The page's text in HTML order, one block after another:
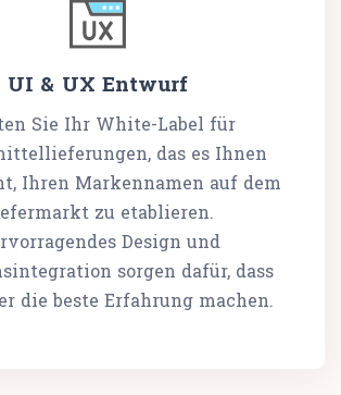
UI & UX Entwurf
Sie Ihr White-Label für
das es Ihnen
Ihren Markennamen auf dem
zu etablieren.
Design und
sorgen dafür, dass
die beste Erfahrung machen.